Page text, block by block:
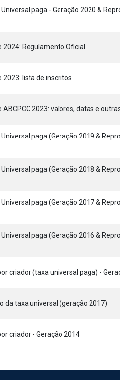
paga - Geração 2020 &
Regulamento Oficial
2023: lista de inscritos
ABCPCC 2023: valores, datas e
paga (Geração 2019 &
paga (Geração 2018 &
paga (Geração 2017 &
paga (Geração 2016 &
criador (taxa universal paga) -
da taxa universal (geração 2017)
criador - Geração 2014